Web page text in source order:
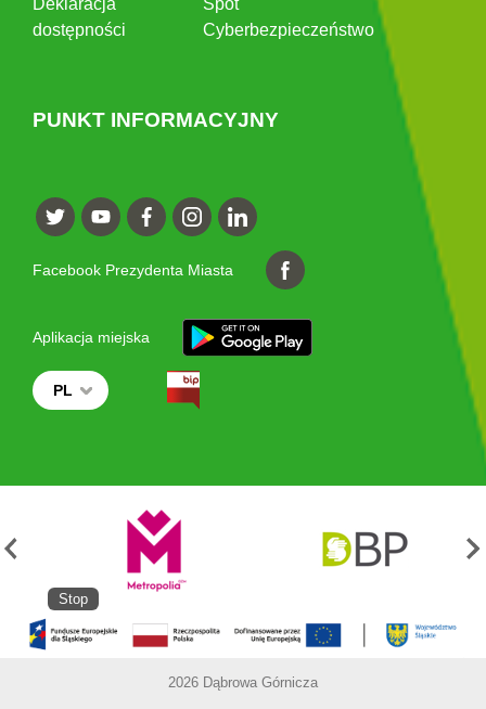
Deklaracja
dostępności
Spot
Cyberbezpieczeństwo
PUNKT INFORMACYJNY
Facebook Prezydenta Miasta
Aplikacja miejska
PL
Stop
2026 Dąbrowa Górnicza